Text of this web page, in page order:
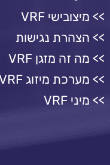
מיצובישי VRF
הצהרת נגישות
מה זה מזגן VRF
מערכת מיזוג VRF
מיני VRF